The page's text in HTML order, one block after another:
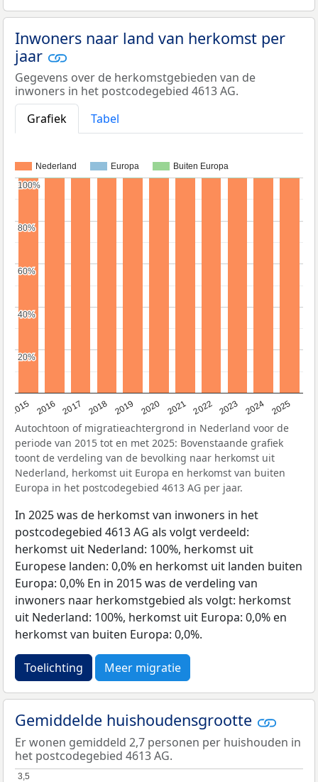
Inwoners naar land van herkomst per
jaar
Gegevens over de herkomstgebieden van de
inwoners in het postcodegebied 4613 AG.
Grafiek
Tabel
Nederland Europa Buiten Europa
2015 2016 2017 2018 2019 2020 2021 2022 2023 2024 2025
20%
20%
40%
40%
60%
60%
80%
80%
100%
100%
Autochtoon of migratieachtergrond in Nederland voor de
periode van 2015 tot en met 2025: Bovenstaande grafiek
toont de verdeling van de bevolking naar herkomst uit
Nederland, herkomst uit Europa en herkomst van buiten
Europa in het postcodegebied 4613 AG per jaar.
In 2025 was de herkomst van inwoners in het
postcodegebied 4613 AG als volgt verdeeld:
herkomst uit Nederland: 100%, herkomst uit
Europese landen: 0,0% en herkomst uit landen buiten
Europa: 0,0% En in 2015 was de verdeling van
inwoners naar herkomstgebied als volgt: herkomst
uit Nederland: 100%, herkomst uit Europa: 0,0% en
herkomst van buiten Europa: 0,0%.
Toelichting Meer migratie
Gemiddelde huishoudensgrootte
Er wonen gemiddeld 2,7 personen per huishouden in
het postcodegebied 4613 AG.
3,5
3,5